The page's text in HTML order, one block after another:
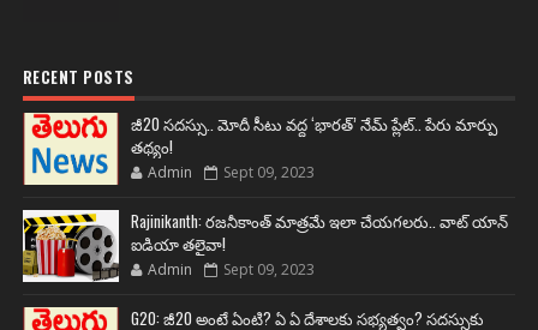
RECENT POSTS
జీ20 సదస్సు.. మోదీ సీటు వద్ద ‘భారత్’ నేమ్ ప్లేట్‌.. పేరు మార్పు
తథ్యం!
Admin Sept 09, 2023
Rajinikanth: రజనీకాంత్ మాత్రమే ఇలా చేయగలరు.. వాట్ యాన్
ఐడియా తలైవా!
Admin Sept 09, 2023
G20: జీ20 అంటే ఏంటి? ఏ ఏ దేశాలకు సభ్యత్వం? సదస్సుకు